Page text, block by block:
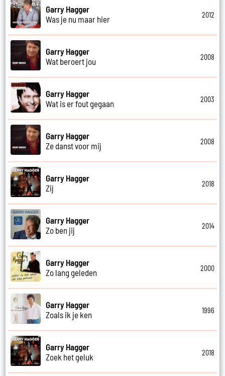
Garry Hagger
Was je nu maar hier
2012
Garry Hagger
Wat beroert jou
2008
Garry Hagger
Wat is er fout gegaan
2003
Garry Hagger
Ze danst voor mij
2008
Garry Hagger
Zij
2018
Garry Hagger
Zo ben jij
2014
Garry Hagger
Zo lang geleden
2000
Garry Hagger
Zoals ik je ken
1996
Garry Hagger
Zoek het geluk
2018